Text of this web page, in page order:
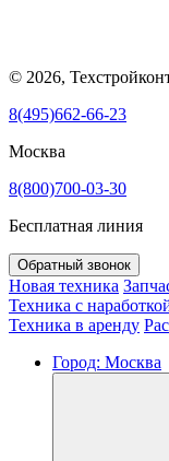
© 2026,
8(495)662-66-23
Москва
8(800)700-03-30
Бесплатная линия
Обратный звонок
Новая техника
Техника с
Техника в аренду
Город: Москва